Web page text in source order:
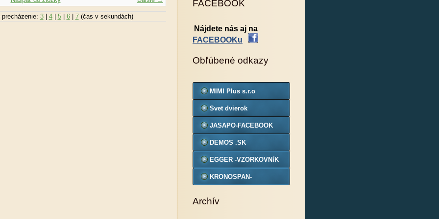
3| 4| 5| 6| 7(čas v sekundách)
FACEBOOK
Nájdete nás aj na
FACEBOOKu
Obľúbené odkazy
MIMI Plus s.r.o
Svet dvierok
JASAPO-FACEBOOK
DEMOS .SK
EGGER -VZORKOVNíK
KRONOSPAN-
Archív